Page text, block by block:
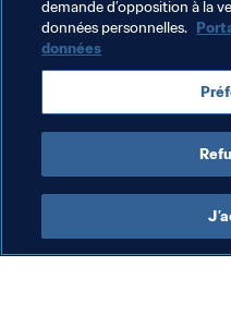
Thèmes en lien
Compétitions FIFA
Concacaf
demande d’opposition à la
données personnelles.
données